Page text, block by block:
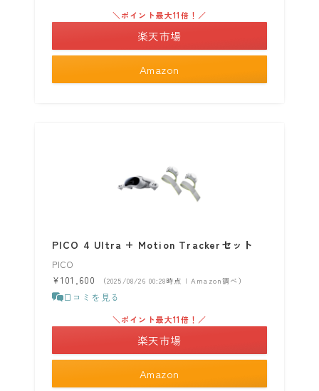
Amazon
＼ポイント最大11倍！／
楽天市場
PICO 4 Ultra + Motion Trackerセット
PICO
¥101,600
（2025/08/26 00:28時点 | Amazon調べ）
口コミを見る
Amazon
＼ポイント最大11倍！／
楽天市場